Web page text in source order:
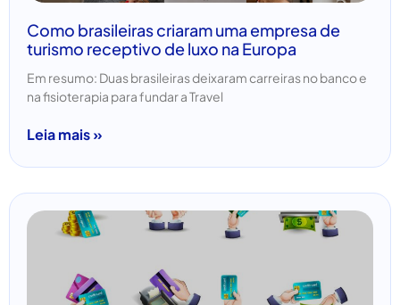
Como brasileiras criaram uma empresa de
turismo receptivo de luxo na Europa
Em resumo: Duas brasileiras deixaram carreiras no banco e
na fisioterapia para fundar a Travel
Leia mais »